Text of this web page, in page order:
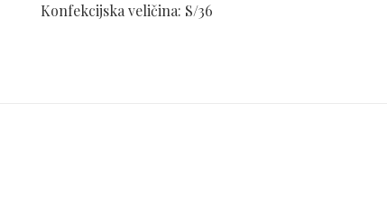
Konfekcijska veličina: S/36